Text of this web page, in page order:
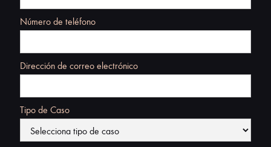
Número de teléfono
Dirección de correo electrónico
Tipo de Caso